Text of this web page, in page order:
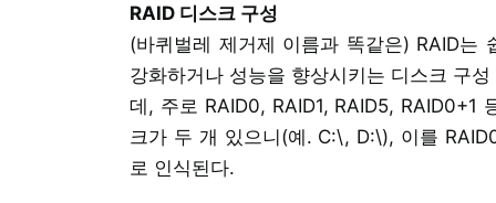
RAID 디스크 구성
(바퀴벌레 제거제 이름과 똑같은) RAID는
강화하거나 성능을 향상시키는 디스크 구
데, 주로 RAID0, RAID1, RAID5, RAID0+1
크가 두 개 있으니(예. C:\, D:\), 이를
로 인식된다.